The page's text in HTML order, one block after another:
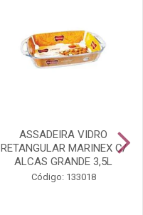
ASSADEIRA VIDRO
RETANGULAR MARINEX C/
ALCAS GRANDE 3,5L
Código: 133018